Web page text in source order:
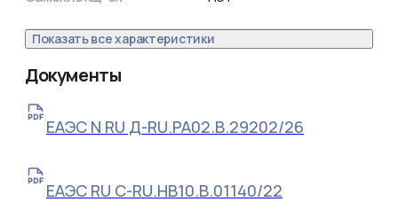
Показать все характеристики
Документы
ЕАЭС N RU Д-RU.РА02.В.29202/26
ЕАЭС RU С-RU.НВ10.В.01140/22